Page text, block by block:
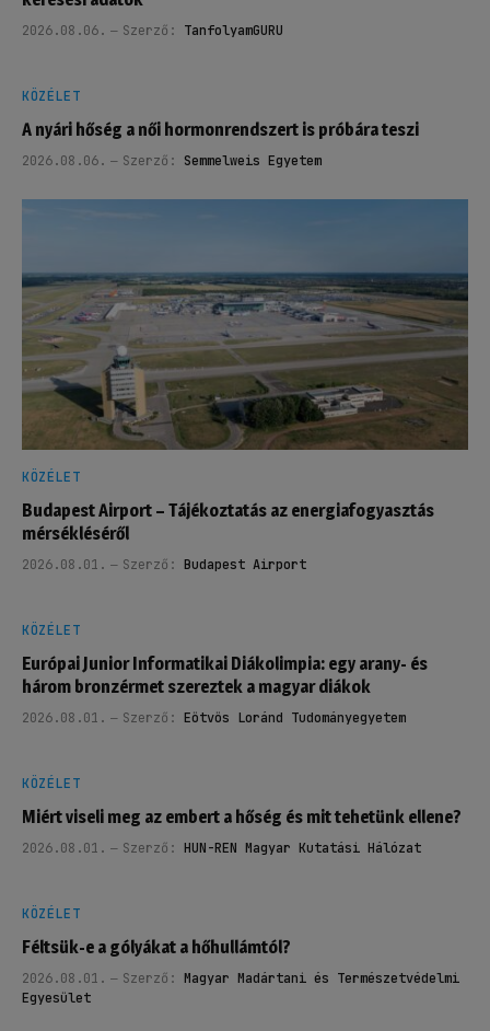
2026.08.06. Szerző: TanfolyamGURU
KÖZÉLET
A nyári hőség a női hormonrendszert is próbára teszi
2026.08.06. Szerző: Semmelweis Egyetem
KÖZÉLET
Budapest Airport – Tájékoztatás az energiafogyasztás
mérsékléséről
2026.08.01. Szerző: Budapest Airport
KÖZÉLET
Európai Junior Informatikai Diákolimpia: egy arany- és
három bronzérmet szereztek a magyar diákok
2026.08.01. Szerző: Eötvös Loránd Tudományegyetem
KÖZÉLET
Miért viseli meg az embert a hőség és mit tehetünk ellene?
2026.08.01. Szerző: HUN-REN Magyar Kutatási Hálózat
KÖZÉLET
Féltsük-e a gólyákat a hőhullámtól?
2026.08.01. Szerző: Magyar Madártani és Természetvédelmi
Egyesület